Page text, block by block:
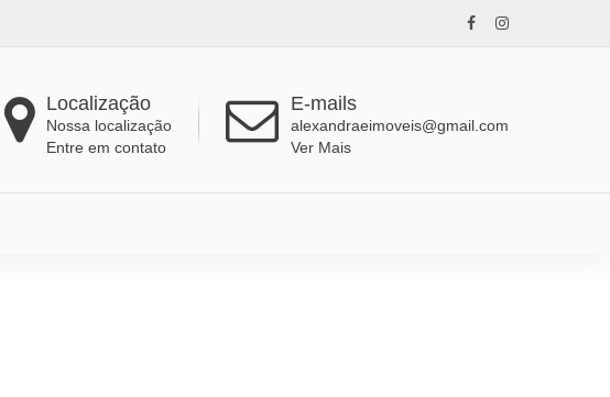
Localização
Nossa localização
Entre em contato
E-mails
alexandraeimoveis@gmail.com
Ver Mais